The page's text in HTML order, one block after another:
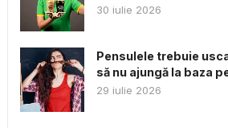
30 iulie 2026
Pensulele trebuie
să nu ajungă la baza
29 iulie 2026